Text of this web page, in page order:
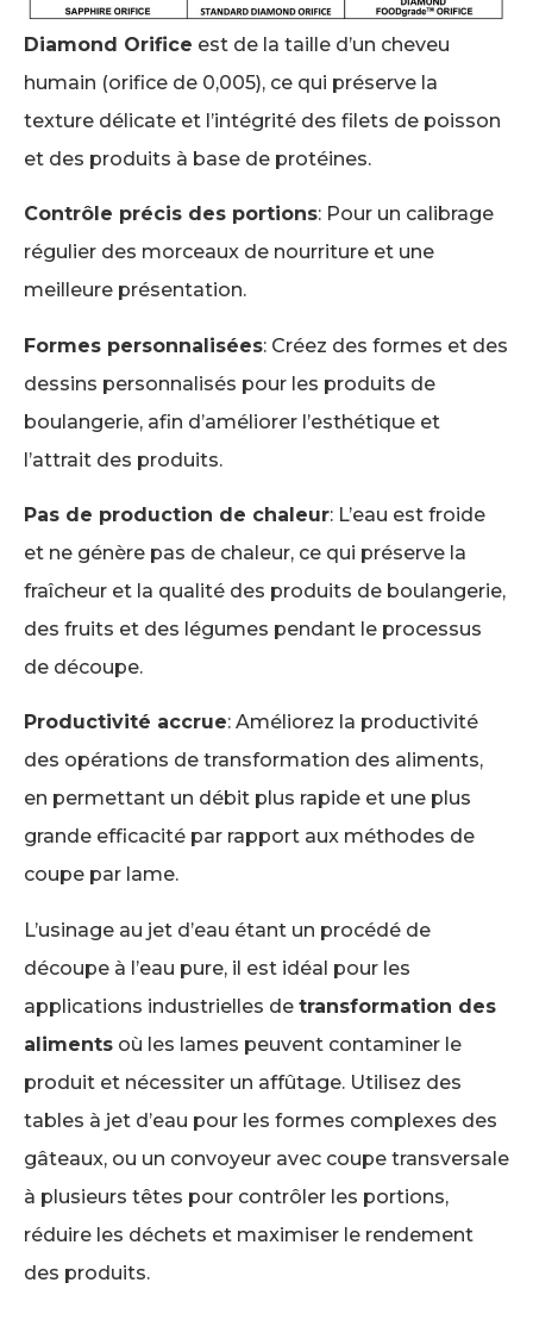
Diamond Orifice est de la taille d’un cheveu
humain (orifice de 0,005), ce qui préserve la
texture délicate et l’intégrité des filets de poisson
et des produits à base de protéines.
Contrôle précis des portions: Pour un calibrage
régulier des morceaux de nourriture et une
meilleure présentation.
Formes personnalisées: Créez des formes et des
dessins personnalisés pour les produits de
boulangerie, afin d’améliorer l’esthétique et
l’attrait des produits.
Pas de production de chaleur: L’eau est froide
et ne génère pas de chaleur, ce qui préserve la
fraîcheur et la qualité des produits de boulangerie,
des fruits et des légumes pendant le processus
de découpe.
Productivité accrue: Améliorez la productivité
des opérations de transformation des aliments,
en permettant un débit plus rapide et une plus
grande efficacité par rapport aux méthodes de
coupe par lame.
L’usinage au jet d’eau étant un procédé de
découpe à l’eau pure, il est idéal pour les
applications industrielles de transformation des
aliments où les lames peuvent contaminer le
produit et nécessiter un affûtage. Utilisez des
tables à jet d’eau pour les formes complexes des
gâteaux, ou un convoyeur avec coupe transversale
à plusieurs têtes pour contrôler les portions,
réduire les déchets et maximiser le rendement
des produits.